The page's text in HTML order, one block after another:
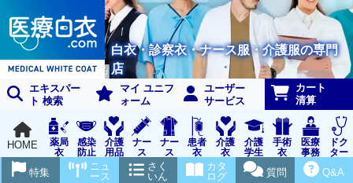
白衣・診察衣・ナース服・介護服の専門
店
エキスパー
ト 検索
マイ ユニフ
ォーム
ユーザー
サービス
カート
清算
HOME
薬局
衣
感染
防止
用品
介護
用品
ナー
ス
グッ
ズ
ナー
ス
ウェ
ア
患者
衣
介護
衣
介護
学生
実習
衣
手術
衣
医療
事務
受付
ドク
ター
ア
Q&A
質問
カタ
ログ
さく
いん
ニュ
ース
特集